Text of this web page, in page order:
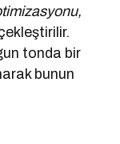
tonda bir
bunun